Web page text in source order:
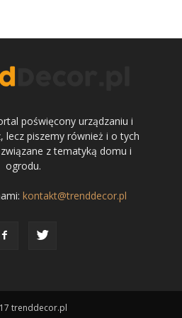
poświęcony urządzaniu i
lecz piszemy również i o tych
z tematyką domu i
ogrodu.
kontakt@trenddecor.pl
trenddecor.pl